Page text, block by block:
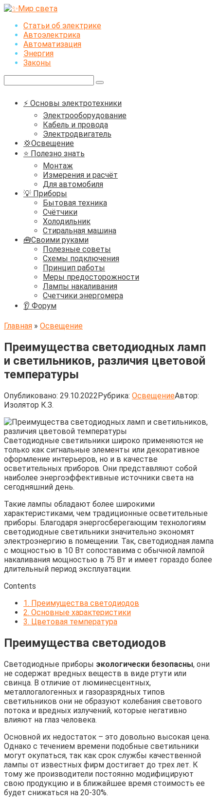
Перейти
контентуСтатьи об электрике
Автоэлектрика
Автоматизация
Энергия
Законы
⚡ Основы электротехники
Электрооборудование
Кабель и провода
Электродвигатель
💢Освещение
⭐ Полезно знать
Монтаж
Измерения и расчёт
Для автомобиля
💡 Приборы
Бытовая техника
Счётчики
Холодильник
Стиральная машина
🧰Своими руками
Полезные советы
Схемы подключения
Принцип работы
Меры предосторожности
Лампы накаливания
Счетчики энергомера
👂 Форум
Главная » Освещение
Преимущества светодиодных ламп
и светильников, различия цветовой
температуры
Опубликовано: 29.10.2022Рубрика: ОсвещениеАвтор:
Изолятор К.З.
Светодиодные светильники широко применяются не
только как сигнальные элементы или декоративное
оформление интерьеров, но и в качестве
осветительных приборов. Они представляют собой
наиболее энергоэффективные источники света на
сегодняшний день.
Такие лампы обладают более широкими
характеристиками, чем традиционные осветительные
приборы. Благодаря энергосберегающим технологиям
светодиодные светильники значительно экономят
электроэнергию в помещении. Так, светодиодная лампа
с мощностью в 10 Вт сопоставима с обычной лампой
накаливания мощностью в 75 Вт и имеет гораздо более
длительный период эксплуатации.
Contents
1. Преимущества светодиодов
2. Основные характеристики
3. Цветовая температура
Преимущества светодиодов
Светодиодные приборы экологически безопасны, они
не содержат вредных веществ в виде ртути или
свинца. В отличие от люминесцентных,
металлогалогенных и газоразрядных типов
светильников они не образуют колебания светового
потока и вредных излучений, которые негативно
влияют на глаз человека.
Основной их недостаток – это довольно высокая цена.
Однако с течением времени подобные светильники
могут окупаться, так как срок службы качественной
лампы от известных фирм достигает до трех лет. К
тому же производители постоянно модифицируют
свою продукцию и в ближайшее время стоимость ее
будет снижаться на 20-30%.